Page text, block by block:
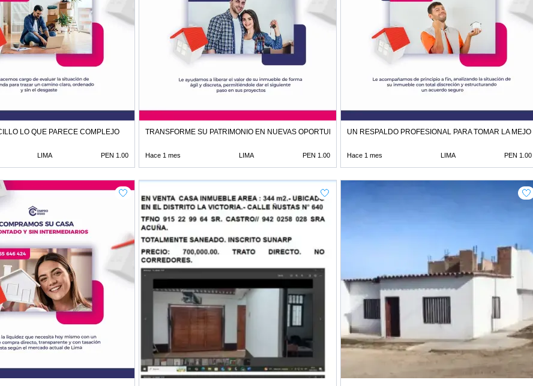
LO QUE PARECE COMPLEJO
LIMA PEN 1.00
TRANSFORME SU PATRIMONIO EN NUEVAS OPORTUNIDADES
Hace 1 mes LIMA PEN 1.00
UN RESPALDO PROFESIONAL PARA TOMAR LA
Hace 1 mes LIMA PEN 1.00